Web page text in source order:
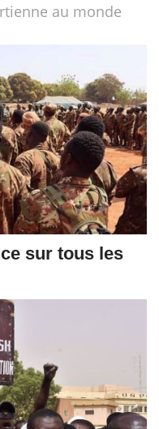
au monde
sur tous les